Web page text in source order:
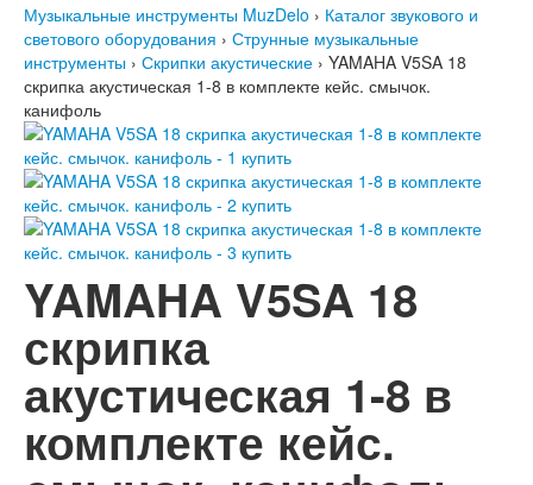
Музыкальные инструменты MuzDelo › Каталог звукового и
светового оборудования › Струнные музыкальные
инструменты › Скрипки акустические › YAMAHA V5SA 18
скрипка акустическая 1-8 в комплекте кейс. смычок.
канифоль
YAMAHA V5SA 18
скрипка
акустическая 1-8 в
комплекте кейс.